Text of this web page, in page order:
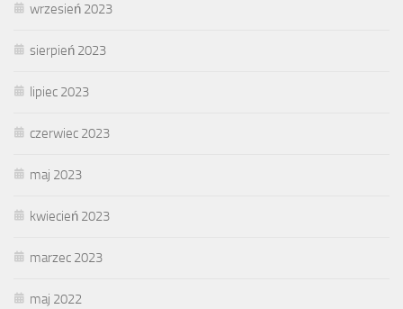
wrzesień 2023
sierpień 2023
lipiec 2023
czerwiec 2023
maj 2023
kwiecień 2023
marzec 2023
maj 2022